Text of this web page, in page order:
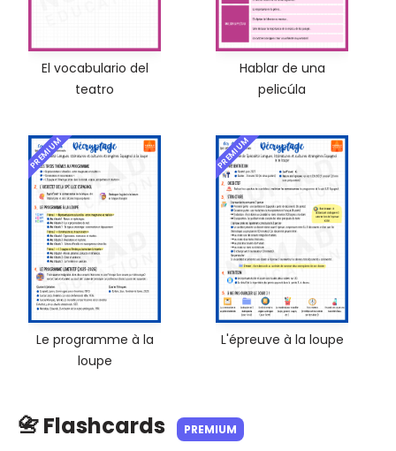
El vocabulario del
teatro
Hablar de una
pelicúla
PREMIUM
Le programme à la
loupe
PREMIUM
L'épreuve à la loupe
📇 Flashcards PREMIUM